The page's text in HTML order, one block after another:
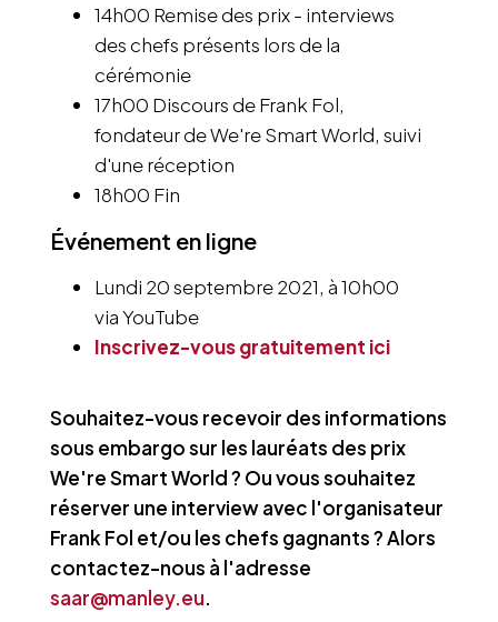
14h00 Remise des prix - interviews
des chefs présents lors de la
cérémonie
17h00 Discours de Frank Fol,
fondateur de We're Smart World, suivi
d'une réception
18h00 Fin
Événement en ligne
Lundi 20 septembre 2021, à 10h00
via YouTube
Inscrivez-vous gratuitement ici
​Souhaitez-vous recevoir des informations
sous embargo sur les lauréats des prix
We're Smart World ? Ou vous souhaitez
réserver une interview avec l'organisateur
Frank Fol et/ou les chefs gagnants ? Alors
contactez-nous à l'adresse
saar@manley.eu.